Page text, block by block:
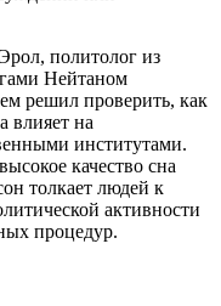
политолог из
Нейтаном
решил проверить, как
влияет на
институтами.
качество сна
толкает людей к
активности
процедур.